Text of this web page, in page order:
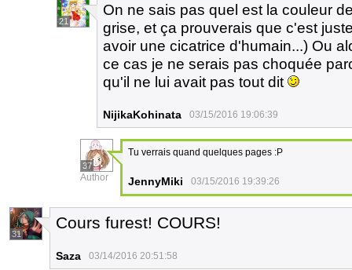
21
On ne sais pas quel est la couleur
grise, et ça prouverais que c'est
avoir une cicatrice d'humain...) Ou
ce cas je ne serais pas choquée
qu'il ne lui avait pas tout dit
NijikaKohinata 03/15/2016 19:06:39
37
Author
Tu verrais quand quelques pages :P
JennyMiki 03/15/2016 19:39:26
31
Cours furest! COURS!
Saza 03/14/2016 20:51:58